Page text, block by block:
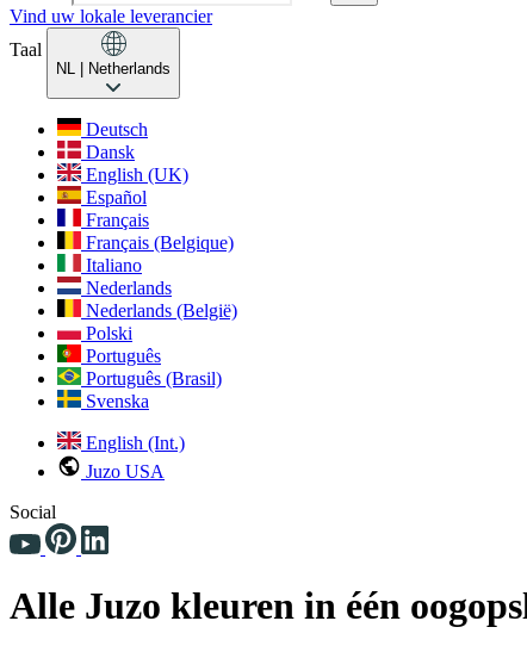
Vind uw lokale leverancier
Taal
NL | Netherlands
Deutsch
Dansk
English (UK)
Español
Français
Français (Belgique)
Italiano
Nederlands
Nederlands (België)
Polski
Português
Português (Brasil)
Svenska
English (Int.)
Juzo USA
Social
Alle Juzo kleuren in één